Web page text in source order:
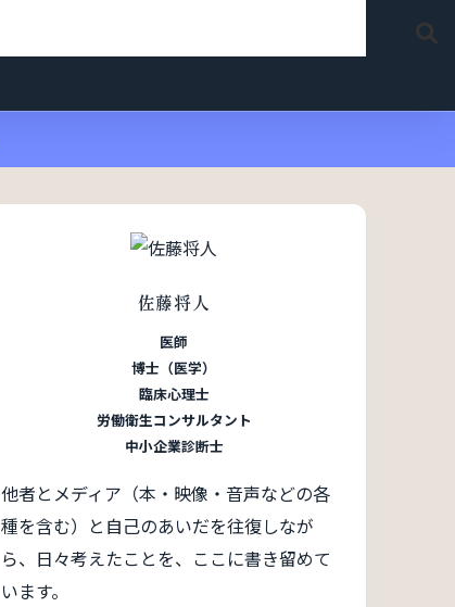
佐藤将人
医師
博士（医学）
臨床心理士
労働衛生コンサルタント
中小企業診断士
他者とメディア（本・映像・音声などの各
種を含む）と自己のあいだを往復しなが
ら、日々考えたことを、ここに書き留めて
います。